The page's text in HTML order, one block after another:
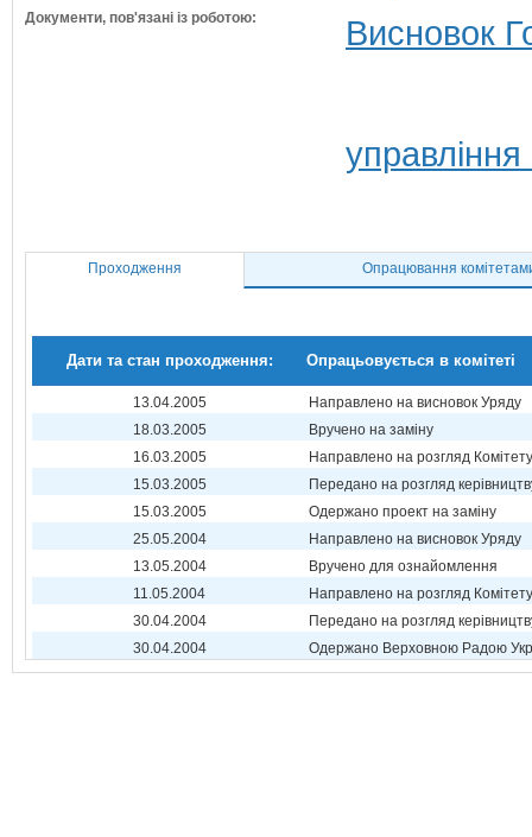
Документи, пов'язані із роботою: Висновок
Проходження Опрацювання
Дати та стан проходження: Опрацьовується в комітеті
13.04.2005
Направлено на висновок Уряду
18.03.2005
Вручено на заміну
16.03.2005
Направлено на розгляд Комітету
15.03.2005
Передано на розгляд
15.03.2005
Одержано проект на заміну
25.05.2004
Направлено на висновок Уряду
13.05.2004
Вручено для ознайомлення
11.05.2004
Направлено на розгляд Комітету
30.04.2004
Передано на розгляд
30.04.2004
Одержано Верховною Радою